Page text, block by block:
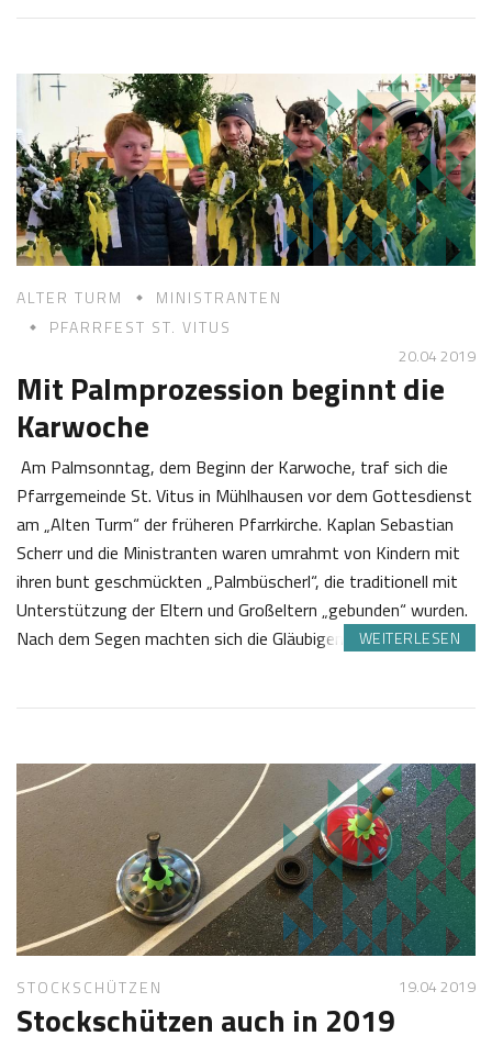
0
0
2
0
1
9
o
e
K
a
s
t
l
ALTER TURM
MINISTRANTEN
PFARRFEST ST. VITUS
20.04 2019
Mit Palmprozession beginnt die
Karwoche
Am Palmsonntag, dem Beginn der Karwoche, traf sich die
Pfarrgemeinde St. Vitus in Mühlhausen vor dem Gottesdienst
am „Alten Turm“ der früheren Pfarrkirche. Kaplan Sebastian
Scherr und die Ministranten waren umrahmt von Kindern mit
ihren bunt geschmückten „Palmbüscherl“, die traditionell mit
Unterstützung der Eltern und Großeltern „gebunden“ wurden.
Nach dem Segen machten sich die Gläubigen…
WEITERLESEN
0
0
4
9
o
e
f
t
l
STOCKSCHÜTZEN 19.04 2019
Stockschützen auch in 2019